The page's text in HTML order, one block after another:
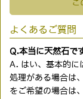
こ
よくあるご質問
Q.本当に天然石で
A. はい、基本的に
処理がある場合は
をご希望の場合は